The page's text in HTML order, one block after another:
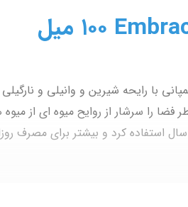
جدید از برند مودون فرانسه مناسب آقایان و خانم ها محصول سال 2024 کمپانی با رایحه شیرین و وانیلی
را سرشار از روایح میوه ای از میوه
استفاده کرد و بیشتر برای مصرف